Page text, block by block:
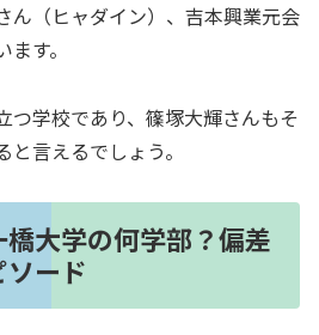
ん（ヒャダイン）、吉本興業元会
す。
つ学校であり、篠塚大輝さんもそ
言えるでしょう。
大学の何学部？偏差
ード